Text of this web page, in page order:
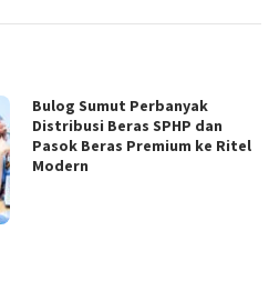
Bulog Sumut Perbanyak
Distribusi Beras SPHP dan
Pasok Beras Premium ke Ritel
Modern